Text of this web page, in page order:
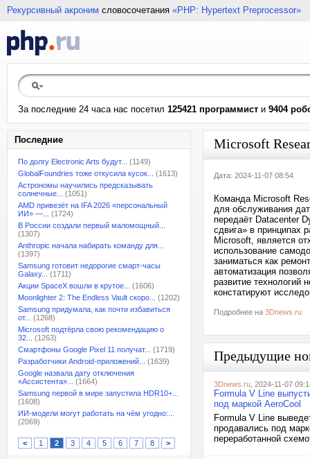
Рекурсивный акроним словосочетания «PHP: Hypertext Preprocessor»
За последние 24 часа нас посетил 125421 программист и 9404
Последние
По долгу Electronic Arts будут...
(1149)
GlobalFoundries тоже откусила кусок...
(1613)
Астрономы научились предсказывать
солнечные...
(1051)
AMD привезёт на IFA 2026 «персональный
ИИ» —...
(1724)
В России создали первый маломощный...
(1307)
Anthropic начала набирать команду для...
(1397)
Samsung готовит недорогие смарт-часы
Galaxy...
(1711)
Акции SpaceX вошли в крутое...
(1606)
Moonlighter 2: The Endless Vault скоро...
(1202)
Samsung придумала, как почти избавиться
от...
(1268)
Microsoft подтёрла свою рекомендацию о
32...
(1263)
Смартфоны Google Pixel 11 получат...
(1719)
Разработчики Android-приложений...
(1639)
Google назвала дату отключения
«Ассистента»...
(1664)
Samsung первой в мире запустила HDR10+...
(1608)
ИИ-модели могут работать на чём угодно:...
(2069)
< 1 2 3 4 5 6 7 8 >
Microsoft
Дата: 2024-11-07 08:54
Команда Microsoft
для обслуживания
передаёт Datacenter
сдвига» в принципах
Microsoft, является
использование
заниматься как
автоматизация
развитие технологий
констатируют
Подробнее на 3Dnews.ru
Предыдущие
3Dnews.ru , 2024-11-07
Formula V Line
под маркой AeroCool
Formula V Line
продавались под
переработанной